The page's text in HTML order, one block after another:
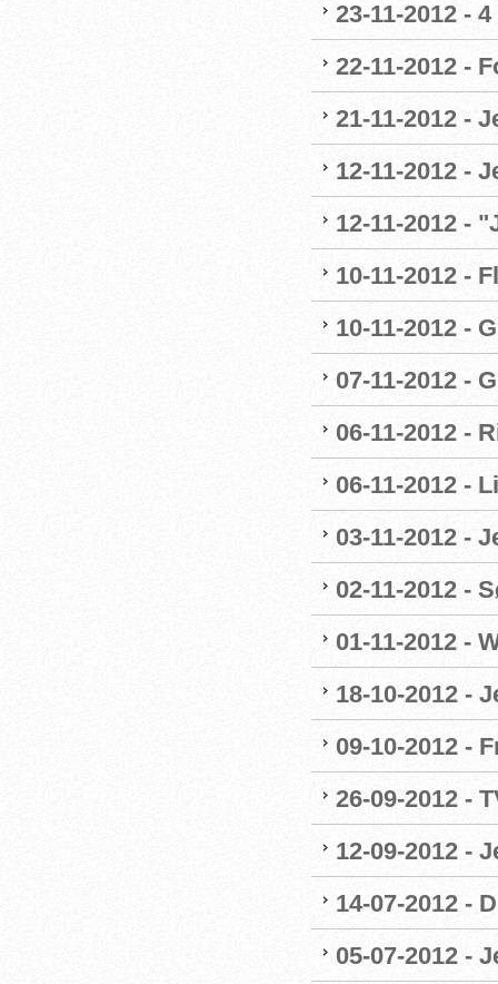
23-11-2012 -
22-11-2012 -
21-11-2012 -
12-11-2012 -
12-11-2012 -
10-11-2012 -
10-11-2012 -
07-11-2012 -
06-11-2012 -
06-11-2012 -
03-11-2012 -
02-11-2012 -
01-11-2012 -
18-10-2012 -
09-10-2012 -
26-09-2012 -
12-09-2012 -
14-07-2012 -
05-07-2012 -